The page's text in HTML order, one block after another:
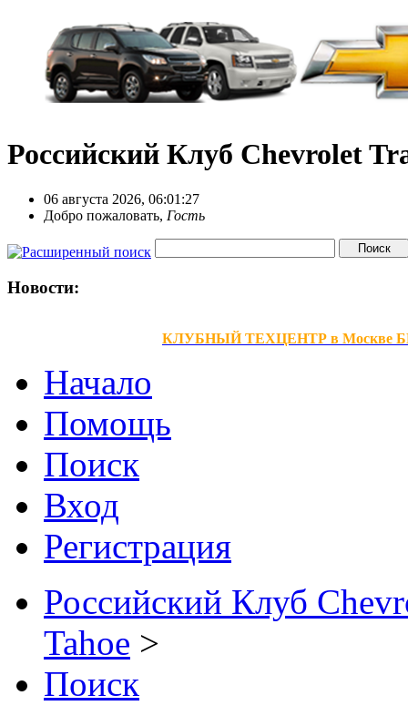
Российский Клуб Chevrolet
06 августа 2026, 06:01:27
Добро пожаловать, Гость
Новости:
КЛУБНЫЙ ТЕХЦЕНТР в Москве
Начало
Помощь
Поиск
Вход
Регистрация
Российский Клуб
Tahoe >
Поиск